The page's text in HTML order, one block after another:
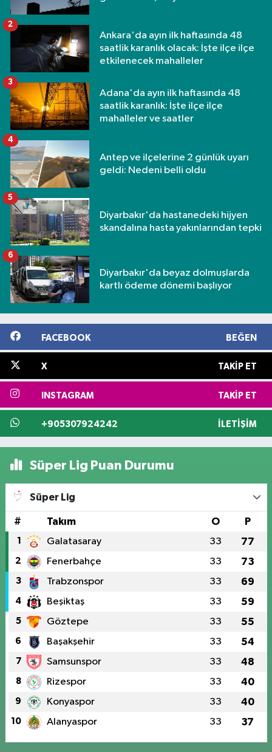
Ankara'da ayın ilk haftasında 48
saatlik karanlık olacak: İşte ilçe ilçe
etkilenecek mahalleler
2
Adana'da ayın ilk haftasında 48
saatlik karanlık: İşte ilçe ilçe
mahalleler ve saatler
3
Antep ve ilçelerine 2 günlük uyarı
geldi: Nedeni belli oldu
4
Diyarbakır'da hastanedeki hijyen
skandalına hasta yakınlarından tepki
5
Diyarbakır'da beyaz dolmuşlarda
kartlı ödeme dönemi başlıyor
6
FACEBOOK BEĞEN
X TAKIP ET
INSTAGRAM TAKIP ET
+905307924242 İLETIŞIM
Süper Lig Puan Durumu
Süper Lig
# Takım O P
1 Galatasaray 33 77
2 Fenerbahçe 33 73
3 Trabzonspor 33 69
4 Beşiktaş 33 59
5 Göztepe 33 55
6 Başakşehir 33 54
7 Samsunspor 33 48
8 Rizespor 33 40
9 Konyaspor 33 40
10 Alanyaspor 33 37